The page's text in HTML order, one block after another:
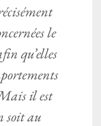
le
qu’elles
il est
soit au